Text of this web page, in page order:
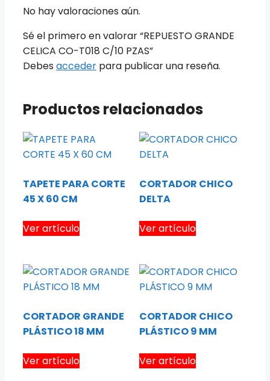
No hay valoraciones aún.
Sé el primero en valorar “REPUESTO GRANDE
CELICA CO-T018 C/10 PZAS”
Debes acceder para publicar una reseña.
Productos relacionados
TAPETE PARA CORTE
45 X 60 CM
Ver artículo
CORTADOR CHICO
DELTA
Ver artículo
CORTADOR GRANDE
PLÁSTICO 18 MM
Ver artículo
CORTADOR CHICO
PLÁSTICO 9 MM
Ver artículo